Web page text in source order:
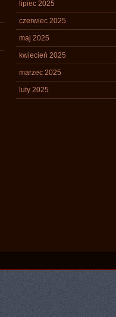
lipiec 2025
czerwiec 2025
maj 2025
kwiecień 2025
marzec 2025
luty 2025